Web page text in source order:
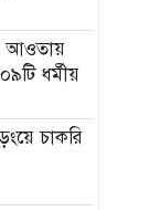
আওতায়
ধর্মীয়
চাকরি